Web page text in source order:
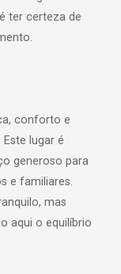
ter certeza de
conforto e
lugar é
generoso para
e familiares.
mas
aqui o equilíbrio